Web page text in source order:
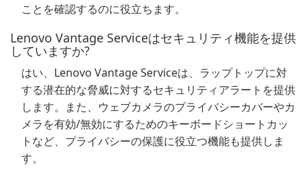
ことを確認するのに役立ちます。
Lenovo Vantage Serviceはセキュリティ機能を提供
していますか?
はい、Lenovo Vantage Serviceは、ラップトップに対
する潜在的な脅威に対するセキュリティアラートを提供
します。また、ウェブカメラのプライバシーカバーやカ
メラを有効/無効にするためのキーボードショートカッ
トなど、プライバシーの保護に役立つ機能も提供しま
す。